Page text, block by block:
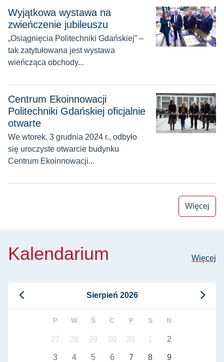
Wyjątkowa wystawa na
zwieńczenie jubileuszu
„Osiągnięcia Politechniki Gdańskiej” –
tak zatytułowana jest wystawa
wieńcząca obchody...
Centrum Ekoinnowacji
Politechniki Gdańskiej oficjalnie
otwarte
We wtorek, 3 grudnia 2024 r., odbyło
się uroczyste otwarcie budynku
Centrum Ekoinnowacji...
Więcej
Kalendarium Więcej
Sierpień 2026
P W Ś C P S N
27 28 29 30 31 1 2
3 4 5 6 7 8 9